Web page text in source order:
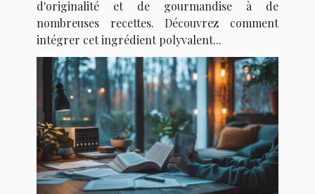
d'originalité et de gourmandise à de
nombreuses recettes. Découvrez comment
intégrer cet ingrédient polyvalent...